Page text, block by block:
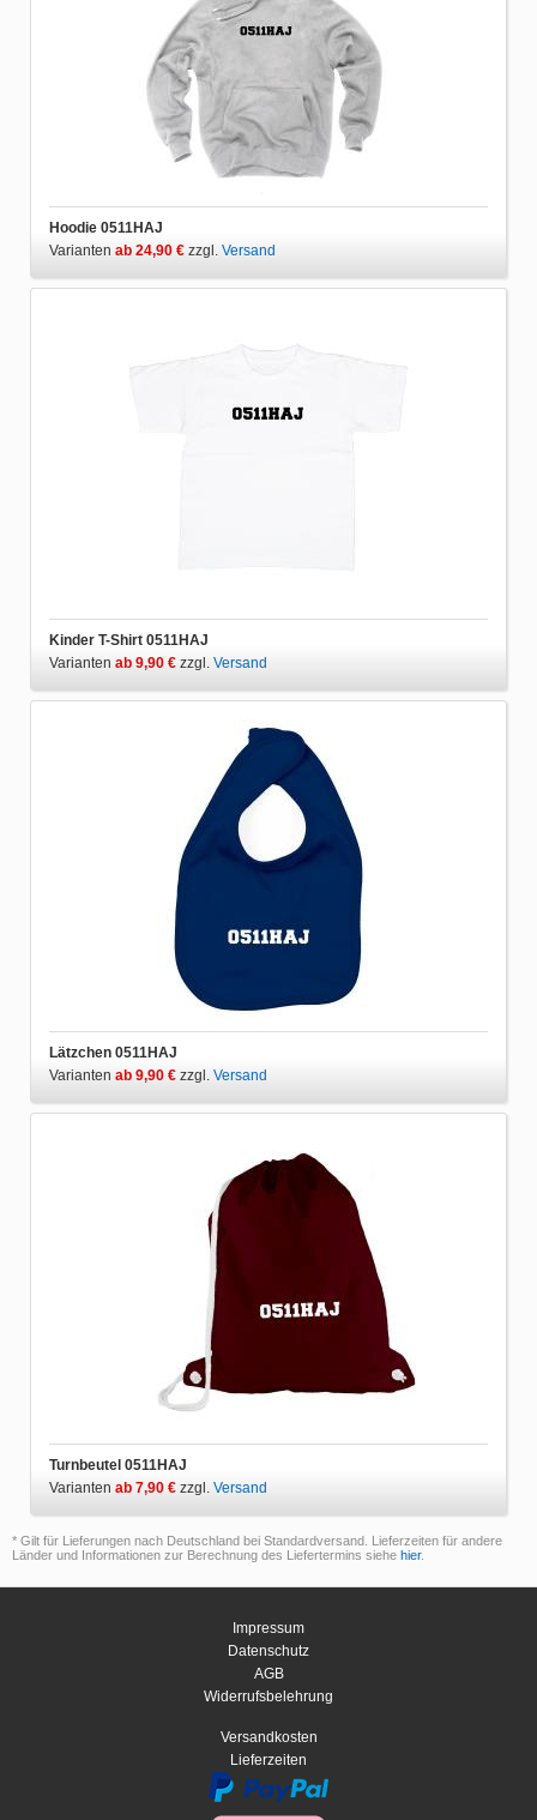
Hoodie 0511HAJ
Varianten ab 24,90 € zzgl. Versand
Kinder T-Shirt 0511HAJ
Varianten ab 9,90 € zzgl. Versand
Lätzchen 0511HAJ
Varianten ab 9,90 € zzgl. Versand
Turnbeutel 0511HAJ
Varianten ab 7,90 € zzgl. Versand
* Gilt für Lieferungen nach Deutschland bei Standardversand. Lieferzeiten für andere
Länder und Informationen zur Berechnung des Liefertermins siehe hier.
Impressum
Datenschutz
AGB
Widerrufsbelehrung
Versandkosten
Lieferzeiten